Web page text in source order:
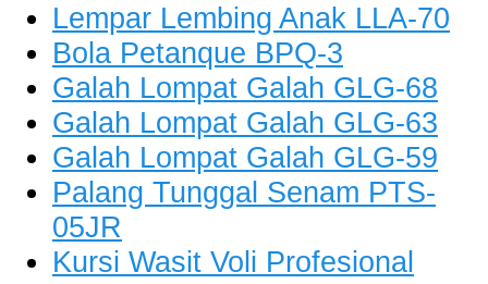
Lempar Lembing Anak LLA-70
Bola Petanque BPQ-3
Galah Lompat Galah GLG-68
Galah Lompat Galah GLG-63
Galah Lompat Galah GLG-59
Palang Tunggal Senam PTS-
05JR
Kursi Wasit Voli Profesional